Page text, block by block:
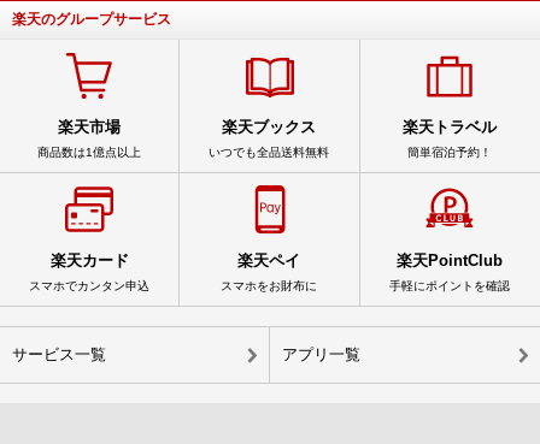
楽天のグループサービス
楽天市場
商品数は1億点以上
楽天ブックス
いつでも全品送料無料
楽天トラベル
簡単宿泊予約！
楽天カード
スマホでカンタン申込
楽天ペイ
スマホをお財布に
楽天PointClub
手軽にポイントを確認
サービス一覧 アプリ一覧